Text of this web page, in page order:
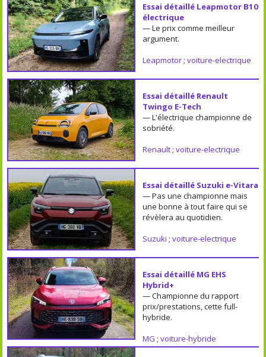
Essai détaillé Leapmotor B10
électrique
— Le prix comme meilleur
argument.
Leapmotor; voiture-electrique
Essai détaillé Renault
Twingo E-Tech
— L'électrique championne de
sobriété.
Renault; voiture-electrique
Essai détaillé Suzuki e-Vitara
— Pas une championne mais
une bonne à tout faire qui se
révèlera au quotidien.
Suzuki ; voiture-electrique
Essai détaillé MG EHS
Hybrid+
— Championne du rapport
prix/prestations, cette full-
hybride.
MG ; voiture-hybride